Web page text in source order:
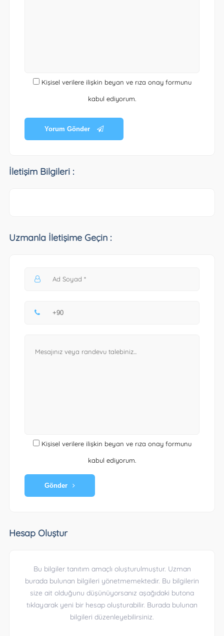
Kişisel verilere ilişkin beyan ve rıza onay formunu
kabul ediyorum.
Yorum Gönder
İletişim Bilgileri :
Uzmanla İletişime Geçin :
Kişisel verilere ilişkin beyan ve rıza onay formunu
kabul ediyorum.
Gönder
Hesap Oluştur
Bu bilgiler tanıtım amaçlı oluşturulmuştur. Uzman
burada bulunan bilgileri yönetmemektedir. Bu bilgilerin
size ait olduğunu düşünüyorsanız aşağıdaki butona
tıklayarak yeni bir hesap oluşturabilir. Burada bulunan
bilgileri düzenleyebilirsiniz.